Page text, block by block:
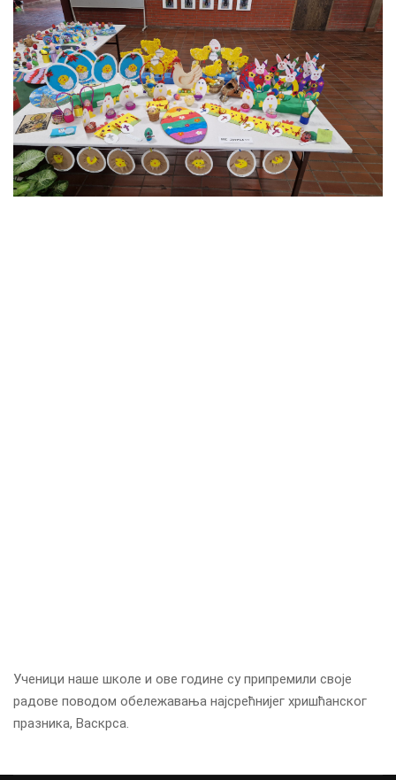
Ученици наше школе и ове године су припремили своје
радове поводом обележавања најсрећнијег хришћанског
празника, Васкрса.